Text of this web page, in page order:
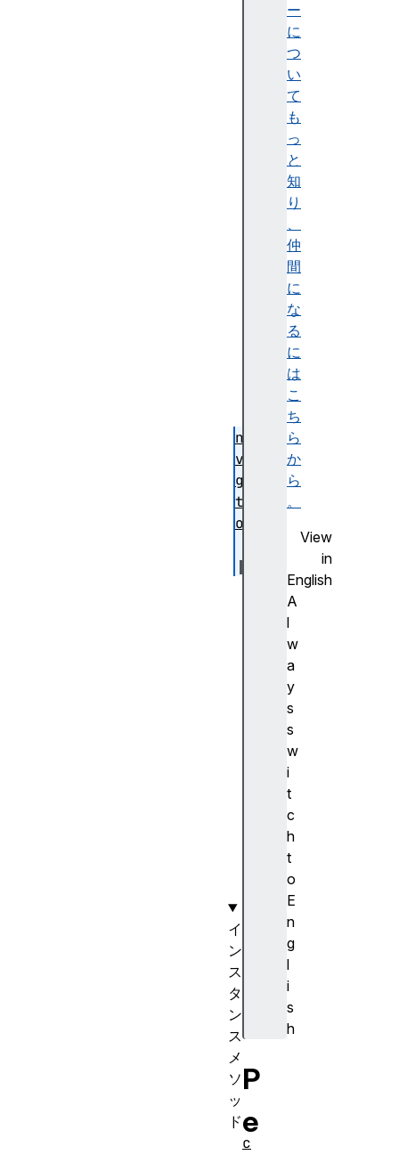
ー
に
つ
い
て
も
っ
と
知
り
、
仲
間
に
な
る
に
は
こ
ち
ら
か
ら
。
View
in
English
A
l
w
a
y
s
s
w
i
t
c
h
t
o
E
n
g
l
i
s
h
P
e
na
vi
ga
ti
on
イ
ン
ス
タ
ン
ス
メ
ソ
ッ
ド
c